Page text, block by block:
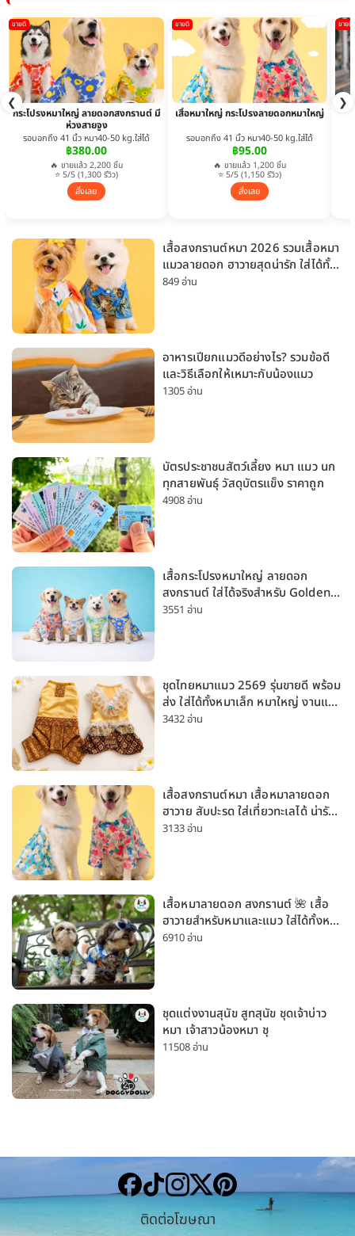
❮ ❯
ขายดี
กระโปรงหมาใหญ่ ลายดอกสงกรานต์ มี
ห่วงสายจูง
รอบอกถึง 41 นิ้ว หมา40-50 kg.ใส่ได้
฿380.00
🔥 ขายแล้ว 2,200 ชิ้น
⭐ 5/5 (1,300 รีวิว)
สั่งเลย
ขายดี
เสื้อหมาใหญ่ กระโปรงลายดอกหมาใหญ่
รอบอกถึง 41 นิ้ว หมา40-50 kg.ใส่ได้
฿95.00
🔥 ขายแล้ว 1,200 ชิ้น
⭐ 5/5 (1,150 รีวิว)
สั่งเลย
ขายดี
เสื้อสงกรานต์หมา 2026 รวมเสื้อหมา
แมวลายดอก ฮาวายสุดน่ารัก ใส่ได้ทั้ง
หมาเล็กและหมาใหญ่
849 อ่าน
อาหารเปียกแมวดีอย่างไร? รวมข้อดี
และวิธีเลือกให้เหมาะกับน้องแมว
1305 อ่าน
บัตรประชาชนสัตว์เลี้ยง หมา แมว นก
ทุกสายพันธุ์ วัสดุบัตรแข็ง ราคาถูก
4908 อ่าน
เสื้อกระโปรงหมาใหญ่ ลายดอก
สงกรานต์ ใส่ได้จริงสำหรับ Golden
Husky Labrador [อัปเดต 2026]
3551 อ่าน
ชุดไทยหมาแมว 2569 รุ่นขายดี พร้อม
ส่ง ใส่ได้ทั้งหมาเล็ก หมาใหญ่ งานแต่ง
สงกรานต์ ลอยกระทง
3432 อ่าน
เสื้อสงกรานต์หมา เสื้อหมาลายดอก
ฮาวาย สับปะรด ใส่เที่ยวทะเลได้ น่ารัก
ใส่ได้ทั้งหมาเล็กและหมาใหญ่
3133 อ่าน
เสื้อหมาลายดอก สงกรานต์ 🌺 เสื้อ
ฮาวายสำหรับหมาและแมว ใส่ได้ทั้งหมา
เล็กและหมาใหญ่ ใส่เที่ยวทะเลน่ารัก
6910 อ่าน
ชุดแต่งงานสุนัข สูทสุนัข ชุดเจ้าบ่าว
หมา เจ้าสาวน้องหมา ชุ
11508 อ่าน
ติดต่อโฆษณา